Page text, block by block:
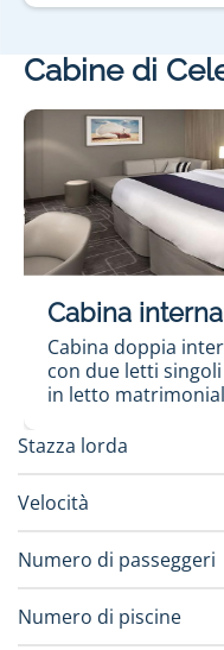
Cabine di
Cabina interna
Cabina doppia
con due letti
in letto
schermo piatto 23",
Stazza lorda
Velocità
Numero di passeggeri
Numero di piscine